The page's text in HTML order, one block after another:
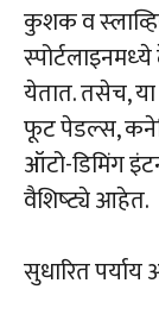
कुशक व
येतात. तसेच, या
फूट पेडल्‍स,
ऑटो-डिमिंग
वैशिष्‍ट्ये आहेत.
सुधारित